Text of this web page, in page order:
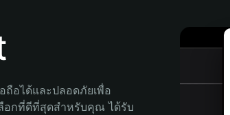
ถือได้และปลอดภัยเพื่อ
อกที่ดีที่สุดสำหรับคุณ ได้รับ